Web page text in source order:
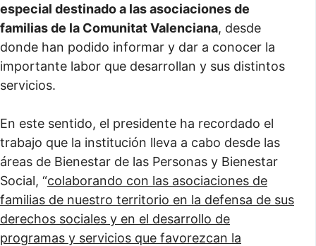
especial destinado a las asociaciones de
familias de la Comunitat Valenciana, desde
donde han podido informar y dar a conocer la
importante labor que desarrollan y sus distintos
servicios.
En este sentido, el presidente ha recordado el
trabajo que la institución lleva a cabo desde las
áreas de Bienestar de las Personas y Bienestar
Social, “colaborando con las asociaciones de
familias de nuestro territorio en la defensa de sus
derechos sociales y en el desarrollo de
programas y servicios que favorezcan la